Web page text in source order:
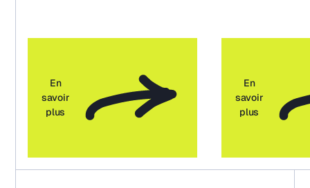
En
savoir
plus
En
savoir
plus